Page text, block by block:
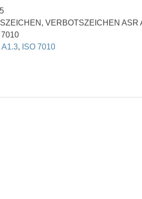
, VERBOTSZEICHEN ASR
, ISO 7010